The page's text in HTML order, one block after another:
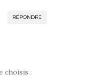
RÉPONDRE
choisis :